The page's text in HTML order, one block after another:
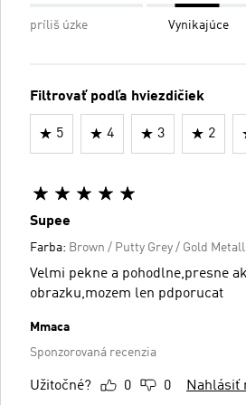
príliš úzke Vynikajúce
Filtrovať podľa hviezdičiek
5 4 3 2
Supee
Farba: Brown / Putty Grey / Gold
Velmi pekne a pohodlne,presne
obrazku,mozem len pdporucat
Mmaca
Sponzorovaná recenzia
Užitočné? 0 0 Nahlásiť